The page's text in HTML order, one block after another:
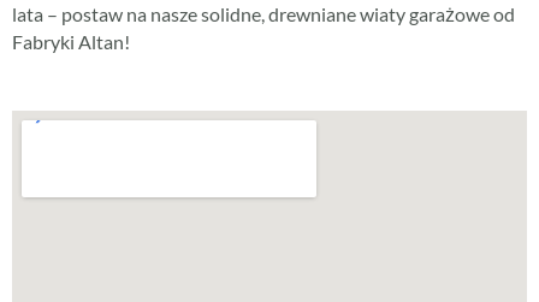
lata – postaw na nasze solidne, drewniane wiaty garażowe od
Fabryki Altan!